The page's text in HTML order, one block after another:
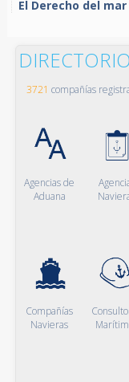
El Derecho del
3721 compañías
Agencias de
Aduana
Compañías
Navieras